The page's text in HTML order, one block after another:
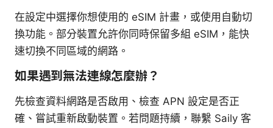
在設定中選擇你想使用的 eSIM 計畫，或使用自動切
換功能。部分裝置允許你同時保留多組 eSIM，能快
速切換不同區域的網路。
如果遇到無法連線怎麼辦？
先檢查資料網路是否啟用、檢查 APN 設定是否正
確、嘗試重新啟動裝置。若問題持續，聯繫 Saily 客